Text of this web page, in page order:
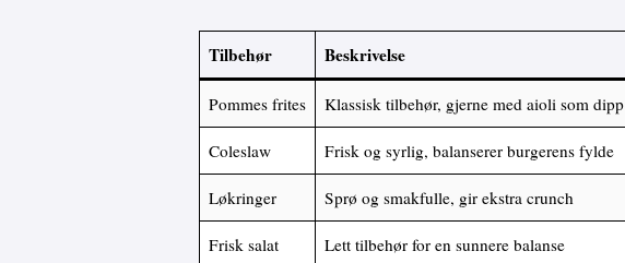
Tilbehør Beskrivelse
Pommes frites Klassisk tilbehør, gjerne med aioli som dipp
Coleslaw Frisk og syrlig, balanserer burgerens fylde
Løkringer Sprø og smakfulle, gir ekstra crunch
Frisk salat Lett tilbehør for en sunnere balanse